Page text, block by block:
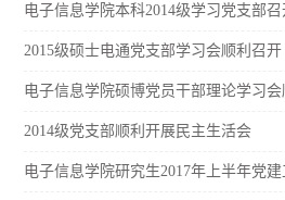
电子信息学院本科2014级学习党支部
2015级硕士电通党支部学习会顺利召开
电子信息学院硕博党员干部理论学习
2014级党支部顺利开展民主生活会
电子信息学院研究生2017年上半年党